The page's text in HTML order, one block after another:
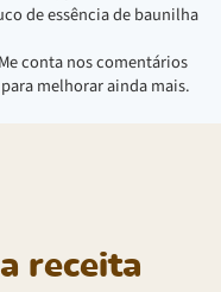
de essência de baunilha
conta nos comentários
melhorar ainda mais.
receita